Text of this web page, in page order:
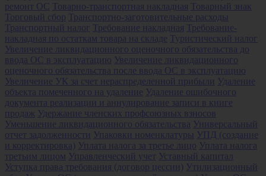
ремонт ОС
Товарно-транспортная накладная Товарный знак
Торговый сбор Транспортно-заготовительные расходы
Транспортный налог Требование накладная Требование-
накладная по остаткам товара на складе Туристический налог
Увеличение ликвидационного оценочного обязательства до
ввода ОС в эксплуатацию Увеличение ликвидационного
оценочного обязательства после ввода ОС в эксплуатацию
Увеличение УК за счет нераспределенной прибыли Удаление
объекта помеченного на удаление Удаление ошибочного
документа реализации и аннулирование записи в книге
продаж Удержание членских профсоюзных взносов
Уменьшение ликвидационного обязательства Универсальный
отчет задолженности Упаковки номенклатуры УПД (создание
и корректировка) Уплата налога за третье лицо Уплата налога
третьим лицом Управленческий учет Уставный капитал
Уступка права требования (договор цессии) Утилизационный